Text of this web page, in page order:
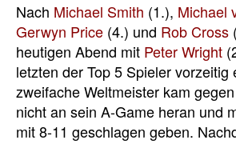
Nach Michael Smith (1.), Michael
Gerwyn Price (4.) und Rob Cross
heutigen Abend mit Peter Wright
letzten der Top 5 Spieler vorzeitig
zweifache Weltmeister kam gegen
nicht an sein A-Game heran und
mit 8-11 geschlagen geben.